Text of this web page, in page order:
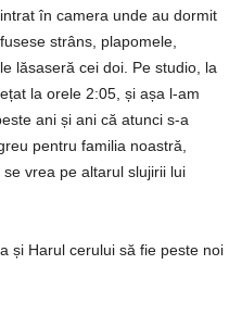
în camera unde au dormit
strâns, plapomele,
lăsaseră cei doi. Pe studio, la
la orele 2:05, și așa l-am
ani și ani că atunci s-a
pentru familia noastră,
vrea pe altarul slujirii lui
și Harul cerului să fie peste noi